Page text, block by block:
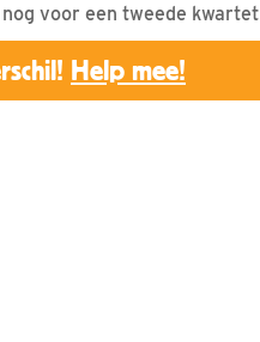
voor een tweede kwartet
Help mee!